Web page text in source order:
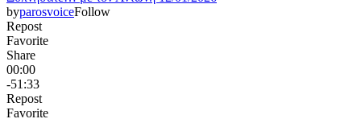
byparosvoiceFollow
Repost
Favorite
Share
00:00
-51:33
Repost
Favorite